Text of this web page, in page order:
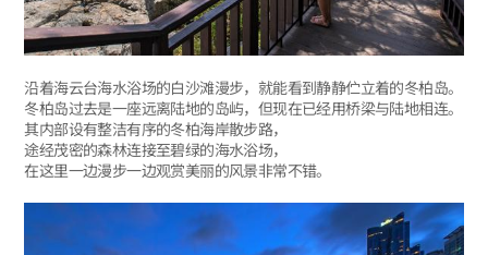
沿着海云台海水浴场的白沙滩漫步，就能看到静静伫立着的冬柏岛。
冬柏岛过去是一座远离陆地的岛屿，但现在已经用桥梁与陆地相连。
其内部设有整洁有序的冬柏海岸散步路，
途经茂密的森林连接至碧绿的海水浴场，
在这里一边漫步一边观赏美丽的风景非常不错。